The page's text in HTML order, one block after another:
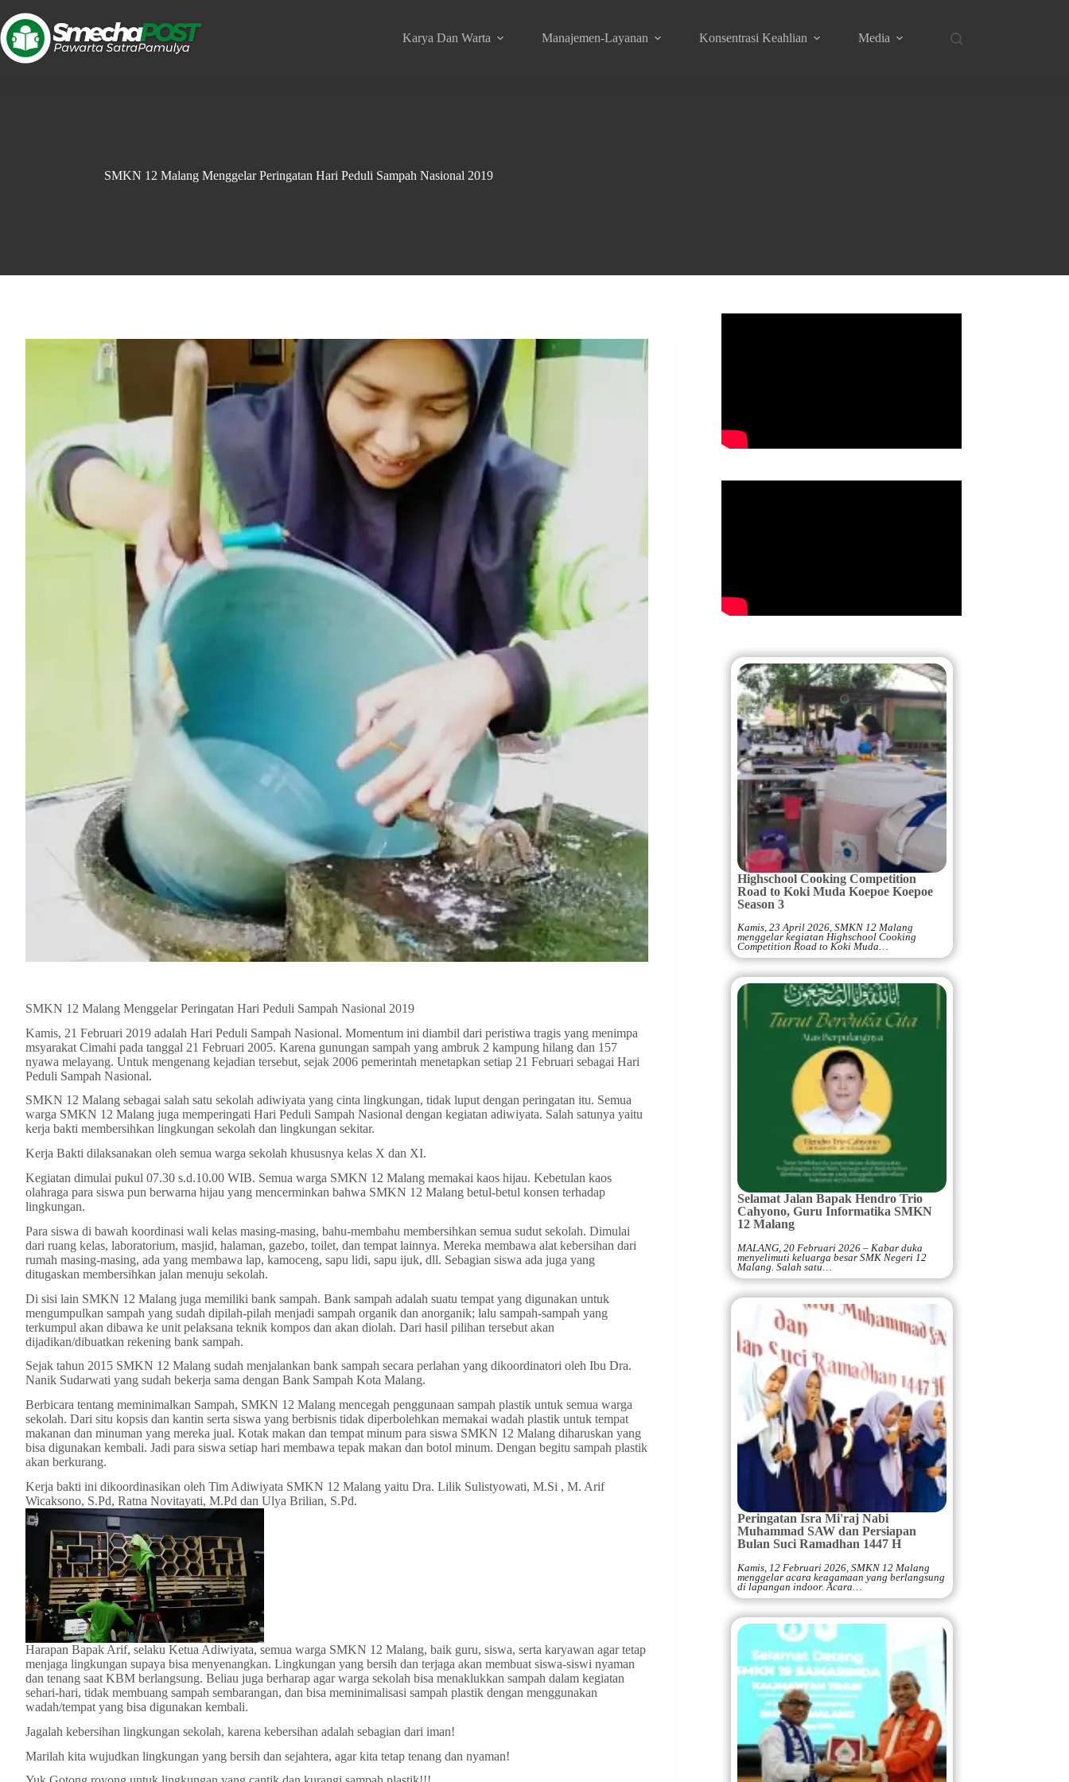
Karya Dan Warta Manajemen-Layanan Konsentrasi Keahlian Media
SMKN 12 Malang Menggelar Peringatan Hari Peduli Sampah Nasional 2019
SMKN 12 Malang Menggelar Peringatan Hari Peduli Sampah Nasional 2019
Kamis, 21 Februari 2019 adalah Hari Peduli Sampah Nasional. Momentum ini diambil dari peristiwa tragis yang menimpa
msyarakat Cimahi pada tanggal 21 Februari 2005. Karena gunungan sampah yang ambruk 2 kampung hilang dan 157
nyawa melayang. Untuk mengenang kejadian tersebut, sejak 2006 pemerintah menetapkan setiap 21 Februari sebagai Hari
Peduli Sampah Nasional.
SMKN 12 Malang sebagai salah satu sekolah adiwiyata yang cinta lingkungan, tidak luput dengan peringatan itu. Semua
warga SMKN 12 Malang juga memperingati Hari Peduli Sampah Nasional dengan kegiatan adiwiyata. Salah satunya yaitu
kerja bakti membersihkan lingkungan sekolah dan lingkungan sekitar.
Kerja Bakti dilaksanakan oleh semua warga sekolah khususnya kelas X dan XI.
Kegiatan dimulai pukul 07.30 s.d.10.00 WIB. Semua warga SMKN 12 Malang memakai kaos hijau. Kebetulan kaos
olahraga para siswa pun berwarna hijau yang mencerminkan bahwa SMKN 12 Malang betul-betul konsen terhadap
lingkungan.
Para siswa di bawah koordinasi wali kelas masing-masing, bahu-membahu membersihkan semua sudut sekolah. Dimulai
dari ruang kelas, laboratorium, masjid, halaman, gazebo, toilet, dan tempat lainnya. Mereka membawa alat kebersihan dari
rumah masing-masing, ada yang membawa lap, kamoceng, sapu lidi, sapu ijuk, dll. Sebagian siswa ada juga yang
ditugaskan membersihkan jalan menuju sekolah.
Di sisi lain SMKN 12 Malang juga memiliki bank sampah. Bank sampah adalah suatu tempat yang digunakan untuk
mengumpulkan sampah yang sudah dipilah-pilah menjadi sampah organik dan anorganik; lalu sampah-sampah yang
terkumpul akan dibawa ke unit pelaksana teknik kompos dan akan diolah. Dari hasil pilihan tersebut akan
dijadikan/dibuatkan rekening bank sampah.
Sejak tahun 2015 SMKN 12 Malang sudah menjalankan bank sampah secara perlahan yang dikoordinatori oleh Ibu Dra.
Nanik Sudarwati yang sudah bekerja sama dengan Bank Sampah Kota Malang.
Berbicara tentang meminimalkan Sampah, SMKN 12 Malang mencegah penggunaan sampah plastik untuk semua warga
sekolah. Dari situ kopsis dan kantin serta siswa yang berbisnis tidak diperbolehkan memakai wadah plastik untuk tempat
makanan dan minuman yang mereka jual. Kotak makan dan tempat minum para siswa SMKN 12 Malang diharuskan yang
bisa digunakan kembali. Jadi para siswa setiap hari membawa tepak makan dan botol minum. Dengan begitu sampah plastik
akan berkurang.
Kerja bakti ini dikoordinasikan oleh Tim Adiwiyata SMKN 12 Malang yaitu Dra. Lilik Sulistyowati, M.Si , M. Arif
Wicaksono, S.Pd, Ratna Novitayati, M.Pd dan Ulya Brilian, S.Pd.
Harapan Bapak Arif, selaku Ketua Adiwiyata, semua warga SMKN 12 Malang, baik guru, siswa, serta karyawan agar tetap
menjaga lingkungan supaya bisa menyenangkan. Lingkungan yang bersih dan terjaga akan membuat siswa-siswi nyaman
dan tenang saat KBM berlangsung. Beliau juga berharap agar warga sekolah bisa menaklukkan sampah dalam kegiatan
sehari-hari, tidak membuang sampah sembarangan, dan bisa meminimalisasi sampah plastik dengan menggunakan
wadah/tempat yang bisa digunakan kembali.
Jagalah kebersihan lingkungan sekolah, karena kebersihan adalah sebagian dari iman!
Marilah kita wujudkan lingkungan yang bersih dan sejahtera, agar kita tetap tenang dan nyaman!
Highschool Cooking Competition
Road to Koki Muda Koepoe Koepoe
Season 3
Kamis, 23 April 2026, SMKN 12 Malang
menggelar kegiatan Highschool Cooking
Competition Road to Koki Muda…
Selamat Jalan Bapak Hendro Trio
Cahyono, Guru Informatika SMKN
12 Malang
MALANG, 20 Februari 2026 – Kabar duka
menyelimuti keluarga besar SMK Negeri 12
Malang. Salah satu…
Peringatan Isra Mi'raj Nabi
Muhammad SAW dan Persiapan
Bulan Suci Ramadhan 1447 H
Kamis, 12 Februari 2026, SMKN 12 Malang
menggelar acara keagamaan yang berlangsung
di lapangan indoor. Acara…